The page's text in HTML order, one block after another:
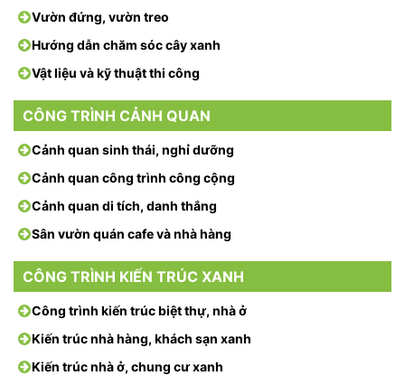
Vườn đứng, vườn treo
Hướng dẫn chăm sóc cây xanh
Vật liệu và kỹ thuật thi công
CÔNG TRÌNH CẢNH QUAN
Cảnh quan sinh thái, nghỉ dưỡng
Cảnh quan công trình công cộng
Cảnh quan di tích, danh thắng
Sân vườn quán cafe và nhà hàng
CÔNG TRÌNH KIẾN TRÚC XANH
Công trình kiến trúc biệt thự, nhà ở
Kiến trúc nhà hàng, khách sạn xanh
Kiến trúc nhà ở, chung cư xanh